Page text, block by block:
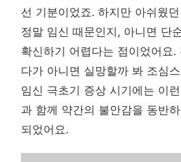
선 기분이었죠. 하지만 아쉬웠
정말 임신 때문인지, 아니면 단
확신하기 어렵다는 점이었어요.
다가 아니면 실망할까 봐 조심
임신 극초기 증상 시기에는 이
과 함께 약간의 불안감을 동반
되었어요.